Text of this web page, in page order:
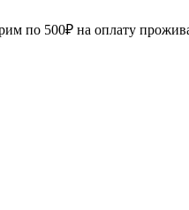
по 500₽ на оплату